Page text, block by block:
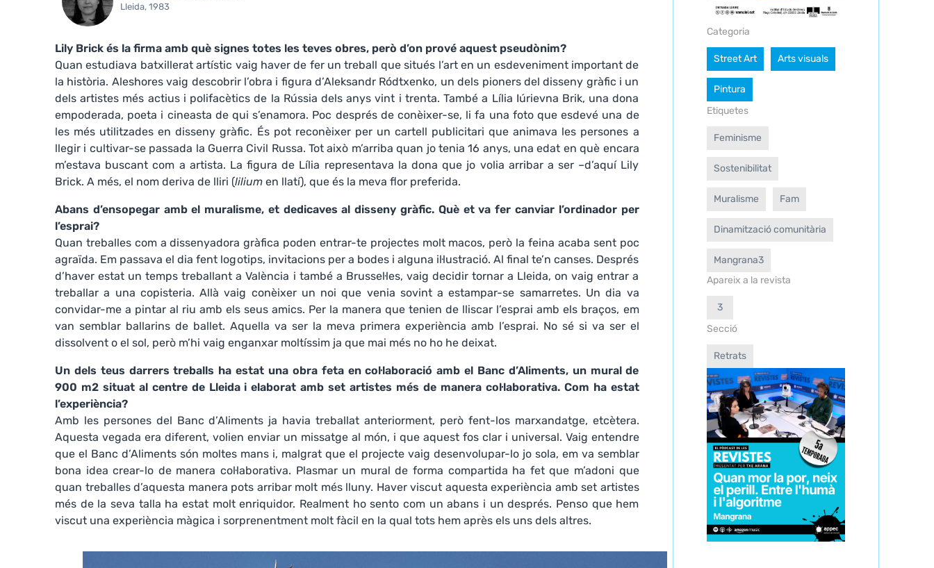
Lleida, 1983
Lily Brick és la firma amb què signes totes les teves obres, però d’on prové aquest pseudònim?
Quan estudiava batxillerat artístic vaig haver de fer un treball que situés l’art en un esdeveniment important de
la història. Aleshores vaig descobrir l’obra i figura d’Aleksandr Ródtxenko, un dels pioners del disseny gràfic i un
dels artistes més actius i polifacètics de la Rússia dels anys vint i trenta. També a Lília Iúrievna Brik, una dona
empoderada, poeta i cineasta de qui s’enamora. Poc després de conèixer-se, li fa una foto que esdevé una de
les més utilitzades en disseny gràfic. És pot reconèixer per un cartell publicitari que animava les persones a
llegir i cultivar-se passada la Guerra Civil Russa. Tot això m’arriba quan jo tenia 16 anys, una edat en què encara
m’estava buscant com a artista. La figura de Lília representava la dona que jo volia arribar a ser –d’aquí Lily
Brick. A més, el nom deriva de lliri (lilium en llatí), que és la meva flor preferida.
Abans d’ensopegar amb el muralisme, et dedicaves al disseny gràfic. Què et va fer canviar l’ordinador per
l’esprai?
Quan treballes com a dissenyadora gràfica poden entrar-te projectes molt macos, però la feina acaba sent poc
agraïda. Em passava el dia fent logotips, invitacions per a bodes i alguna il·lustració. Al final te’n canses. Després
d’haver estat un temps treballant a València i també a Brussel·les, vaig decidir tornar a Lleida, on vaig entrar a
treballar a una copisteria. Allà vaig conèixer un noi que venia sovint a estampar-se samarretes. Un dia va
convidar-me a pintar al riu amb els seus amics. Per la manera que tenien de lliscar l’esprai amb els braços, em
van semblar ballarins de ballet. Aquella va ser la meva primera experiència amb l’esprai. No sé si va ser el
dissolvent o el sol, però m’hi vaig enganxar moltíssim ja que mai més no ho he deixat.
Un dels teus darrers treballs ha estat una obra feta en col·laboració amb el Banc d’Aliments, un mural de
900 m2 situat al centre de Lleida i elaborat amb set artistes més de manera col·laborativa. Com ha estat
l’experiència?
Amb les persones del Banc d’Aliments ja havia treballat anteriorment, però fent-los marxandatge, etcètera.
Aquesta vegada era diferent, volien enviar un missatge al món, i que aquest fos clar i universal. Vaig entendre
que el Banc d’Aliments són moltes mans i, malgrat que el projecte vaig desenvolupar-lo jo sola, em va semblar
bona idea crear-lo de manera col·laborativa. Plasmar un mural de forma compartida ha fet que m’adoni que
quan treballes d’aquesta manera pots arribar molt més lluny. Haver viscut aquesta experiència amb set artistes
més de la seva talla ha estat molt enriquidor. Realment ho sento com un abans i un després. Penso que hem
viscut una experiència màgica i sorprenentment molt fàcil en la qual tots hem après els uns dels altres.
Categoria
Street Art Arts visuals
Pintura
Etiquetes
Feminisme
Sostenibilitat
Muralisme Fam
Dinamització comunitària
Mangrana3
Apareix a la revista
3
Secció
Retrats